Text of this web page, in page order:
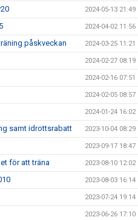
2024-05-13 21:49
2024-04-02 11:56
påskveckan 2024-03-25 11:21
2024-02-27 08:19
2024-02-16 07:51
2024-02-05 08:57
2024-01-24 16:02
samt idrottsrabatt 2023-10-04 08:29
2023-09-17 18:47
för att träna 2023-08-10 12:02
2023-08-03 16:14
2023-07-24 19:14
2023-06-26 17:10